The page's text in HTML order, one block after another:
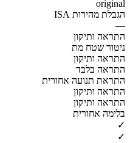
original
הגבלת מהירות ISA
—
התראה ותיקון
ניטור שטח מת
התראה ותיקון
התראה בלבד
התראת תנועה אחורית
התראה ותיקון
התראה ותיקון
בלימה אחורית
✓
✓